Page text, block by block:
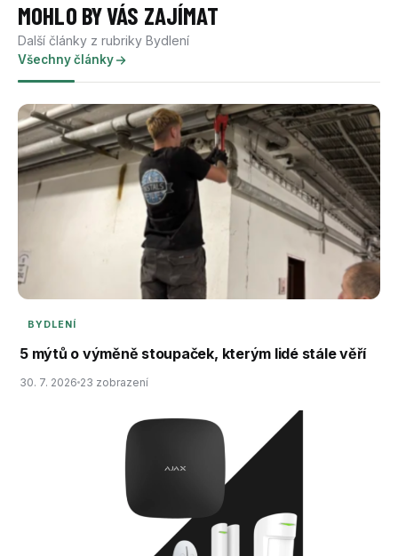
MOHLO BY VÁS ZAJÍMAT
Další články z rubriky Bydlení
Všechny články
BYDLENÍ
5 mýtů o výměně stoupaček, kterým lidé stále věří
30. 7. 2026 23 zobrazení